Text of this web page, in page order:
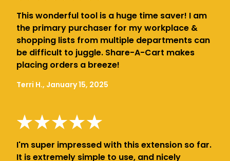
This wonderful tool is a huge time saver! I am
the primary purchaser for my workplace &
shopping lists from multiple departments can
be difficult to juggle. Share-A-Cart makes
placing orders a breeze!
Terri H., January 15, 2025
I'm super impressed with this extension so far.
It is extremely simple to use, and nicely